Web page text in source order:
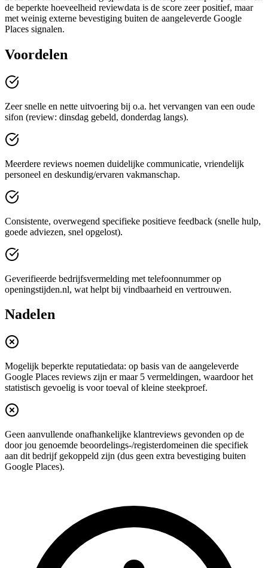
de beperkte hoeveelheid reviewdata is de score zeer positief, maar
met weinig externe bevestiging buiten de aangeleverde Google
Places signalen.
Voordelen
Zeer snelle en nette uitvoering bij o.a. het vervangen van een oude
sifon (review: dinsdag gebeld, donderdag langs).
Meerdere reviews noemen duidelijke communicatie, vriendelijk
personeel en deskundig/ervaren vakmanschap.
Consistente, overwegend specifieke positieve feedback (snelle hulp,
goede adviezen, snel opgelost).
Geverifieerde bedrijfsvermelding met telefoonnummer op
openingstijden.nl, wat helpt bij vindbaarheid en vertrouwen.
Nadelen
Mogelijk beperkte reputatiedata: op basis van de aangeleverde
Google Places reviews zijn er maar 5 vermeldingen, waardoor het
statistisch gevoelig is voor toeval of kleine steekproef.
Geen aanvullende onafhankelijke klantreviews gevonden op de
door jou genoemde beoordelings-/registerdomeinen die specifiek
aan dit bedrijf gekoppeld zijn (dus geen extra bevestiging buiten
Google Places).